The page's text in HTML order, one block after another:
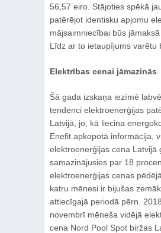
56,57 eiro. Stājoties spēkā
patērējot identisku apjomu
mājsaimniecībai būs jāmaksā
Līdz ar to ietaupījums varētu
Elektrības cenai jāmazinās
Šā gada izskaņa iezīmē
tendenci elektroenerģijas
Latvijā, jo, kā liecina
Enefit apkopotā informācija,
elektroenerģijas cena Latvijā
samazinājusies par 18
elektroenerģijas cenas
katru mēnesi ir bijušas
attiecīgajā periodā pērn.
novembrī mēneša vidējā
cena Nord Pool Spot biržas